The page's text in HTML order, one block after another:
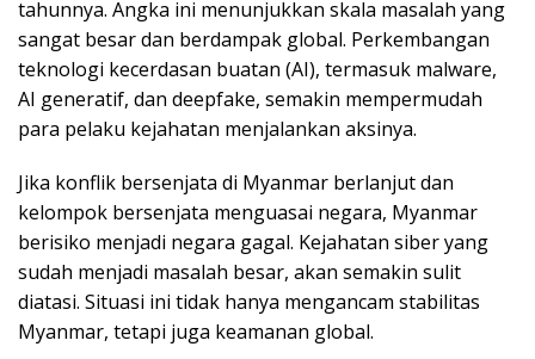
tahunnya. Angka ini menunjukkan skala masalah yang
sangat besar dan berdampak global. Perkembangan
teknologi kecerdasan buatan (AI), termasuk malware,
AI generatif, dan deepfake, semakin mempermudah
para pelaku kejahatan menjalankan aksinya.
Jika konflik bersenjata di Myanmar berlanjut dan
kelompok bersenjata menguasai negara, Myanmar
berisiko menjadi negara gagal. Kejahatan siber yang
sudah menjadi masalah besar, akan semakin sulit
diatasi. Situasi ini tidak hanya mengancam stabilitas
Myanmar, tetapi juga keamanan global.